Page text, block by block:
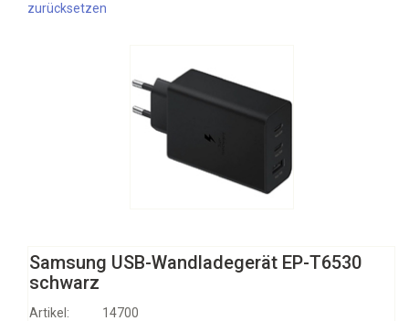
zurücksetzen
Samsung USB-Wandladegerät EP-T6530
schwarz
Artikel: 14700